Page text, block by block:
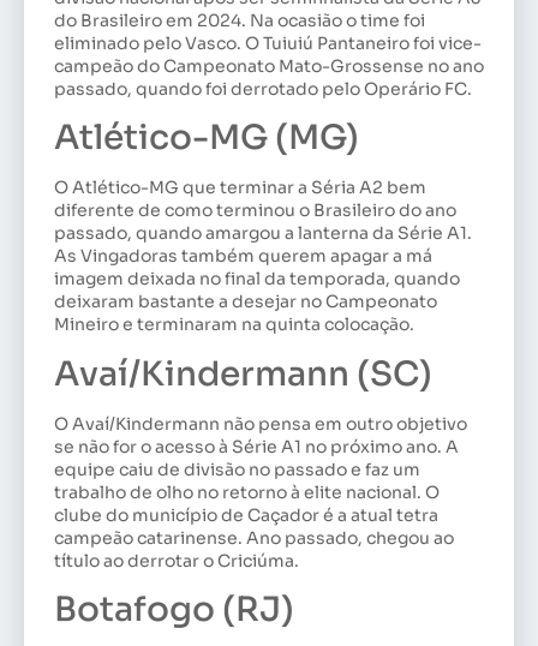
do Brasileiro em 2024. Na ocasião o time foi
eliminado pelo Vasco. O Tuiuiú Pantaneiro foi vice-
campeão do Campeonato Mato-Grossense no ano
passado, quando foi derrotado pelo Operário FC.
Atlético-MG (MG)
O Atlético-MG que terminar a Séria A2 bem
diferente de como terminou o Brasileiro do ano
passado, quando amargou a lanterna da Série A1.
As Vingadoras também querem apagar a má
imagem deixada no final da temporada, quando
deixaram bastante a desejar no Campeonato
Mineiro e terminaram na quinta colocação.
Avaí/Kindermann (SC)
O Avaí/Kindermann não pensa em outro objetivo
se não for o acesso à Série A1 no próximo ano. A
equipe caiu de divisão no passado e faz um
trabalho de olho no retorno à elite nacional. O
clube do município de Caçador é a atual tetra
campeão catarinense. Ano passado, chegou ao
título ao derrotar o Criciúma.
Botafogo (RJ)